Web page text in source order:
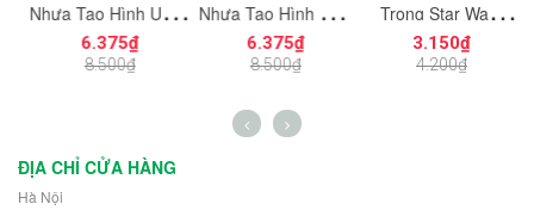
Nhựa Tạo Hình Uống
Cong Dùng Cho Mô
Hình Nhân Vật Mini
6.375₫
8.500₫
Nhựa Tạo Hình Trơn
Vát Dọc 1x2
NO.1725 Đồ Chơi
6.375₫
8.500₫
Trong Star Wars
PGPJ0033 NO.1198
- Phụ Kiện MOC
3.150₫
4.200₫
ĐỊA CHỈ CỬA HÀNG
Hà Nội